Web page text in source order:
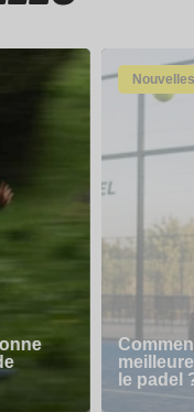
Nouvelles
le padel